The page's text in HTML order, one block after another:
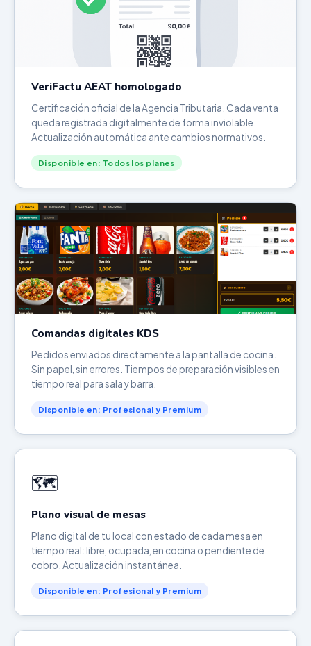
VeriFactu AEAT homologado
Certificación oficial de la Agencia Tributaria. Cada venta
queda registrada digitalmente de forma inviolable.
Actualización automática ante cambios normativos.
Disponible en: Todos los planes
Comandas digitales KDS
Pedidos enviados directamente a la pantalla de cocina.
Sin papel, sin errores. Tiempos de preparación visibles en
tiempo real para sala y barra.
Disponible en: Profesional y Premium
🗺️
Plano visual de mesas
Plano digital de tu local con estado de cada mesa en
tiempo real: libre, ocupada, en cocina o pendiente de
cobro. Actualización instantánea.
Disponible en: Profesional y Premium